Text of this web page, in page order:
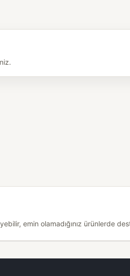
emin olamadığınız ürünlerde